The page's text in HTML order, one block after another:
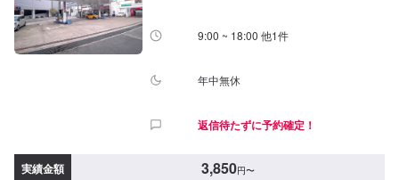
9:00 ~ 18:00 他1件
年中無休
返信待たずに予約確定！
実績金額 3,850円〜